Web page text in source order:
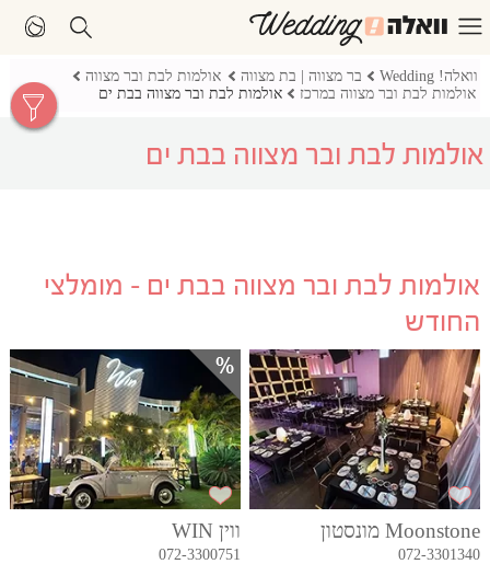
וואלה! Wedding בר מצווה | בת מצווה
אולמות לבת ובר מצווה
אולמות לבת ובר מצווה במרכז
אולמות לבת ובר מצווה בבת ים
אולמות לבת ובר מצווה בבת ים
אולמות לבת ובר מצווה בבת ים - מומלצי
החודש
Moonstone מונסטון
072-3301340
ווין WIN
072-3300751